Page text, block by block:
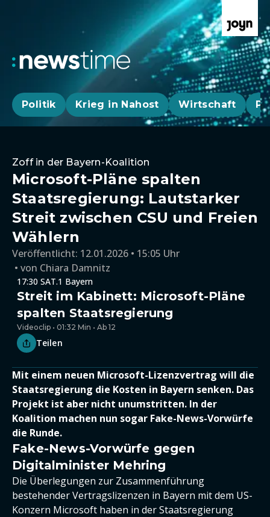
Politik Krieg in Nahost Wirtschaft
Zoff in der Bayern-Koalition
Microsoft-Pläne spalten
Staatsregierung: Lautstarker
Streit zwischen CSU und Freien
Wählern
Veröffentlicht: 12.01.2026 • 15:05 Uhr
von Chiara Damnitz
17:30 SAT.1 Bayern
Streit im Kabinett: Microsoft-Pläne
spalten Staatsregierung
Videoclip • 01:32 Min • Ab 12
Teilen
Mit einem neuen Microsoft-Lizenzvertrag will die
Staatsregierung die Kosten in Bayern senken. Das
Projekt ist aber nicht unumstritten. In der
Koalition machen nun sogar Fake-News-Vorwürfe
die Runde.
Fake-News-Vorwürfe gegen
Digitalminister Mehring
Die Überlegungen zur Zusammenführung
bestehender Vertragslizenzen in Bayern mit dem US-
Konzern Microsoft haben in der Staatsregierung